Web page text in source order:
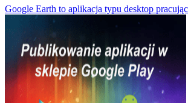
Google Earth to aplikacja typu desktop